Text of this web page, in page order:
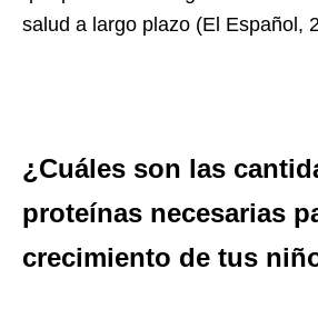
salud a largo plazo (El Español,
¿Cuáles son las
proteínas necesarias
crecimiento de tus